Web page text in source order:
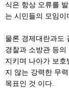
식은 항상 오류를
는 시민들의 모임이
물론 경제대란과도
경찰과 소방관 등
지키며 나아가 보
지 않는 강력한 무
목표인 것 이다.